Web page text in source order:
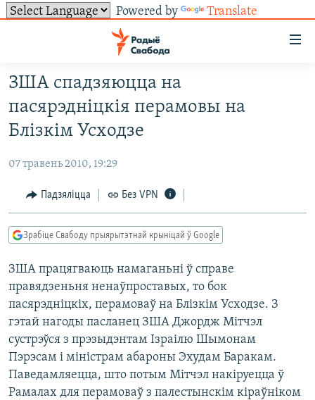
Powered by Translate
ўнівэрсальнага
доступу
да
галоўнага
Перайсьці
галоўнай
Перайсьці
пошуку
УСЕ НАВІНЫ
ЛЮДЗІ
ПАЛІТЫКА
ВАЙНА
БЕЛАРУСЫ НА ВАЙНЕ
КУЛЬТУРА
КАЛЯНДАР
ТОЛЬКІ НА СВАБОДЗЕ
БЛОГІ
ГІСТОРЫЯ НА СВАБОДЗЕ
КНІГІ
АЎДЫЁКНІГІ
МОВА
НА ХВАЛЯХ СВАБОДЫ
АБЫСЬЦІ БЛЯКАВАНЬНЕ
ПАДЗЯЛІЦЦА ІНФАРМАЦЫЯЙ
ПАДПІСАЦЦА
RSS
FACEBOOK
TWITTER
Усе сайты РС/РСЭ
ЗША спадзяюцца на
пасярэдніцкія перамовы на
Блізкім Усходзе
07 травень 2010, 19:29
Падзяліцца Без VPN
Зрабіце Свабоду прыярытэтнай крыніцай ў Google
ЗША працягваюць намаганьні ў справе
правядзеньня ненаўпроставых, то бок
пасярэдніцкіх, перамоваў на Блізкім Усходзе. З
гэтай нагоды пасланец ЗША Джордж Мітчэл
сустрэўся з прэзыдэнтам Ізраілю Шымонам
Пэрэсам і міністрам абароны Эхудам Баракам.
Паведамляецца, што потым Мітчэл накіруецца ў
Рамалах для перамоваў з палестынскім кіраўніком